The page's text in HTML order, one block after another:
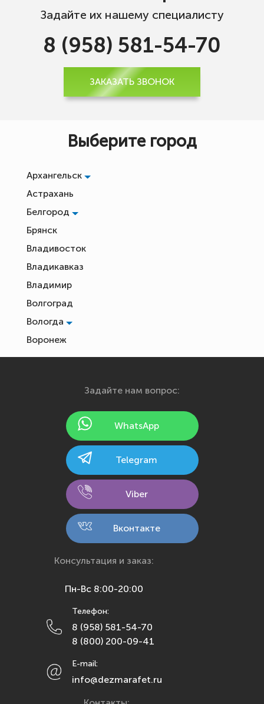
Задайте их нашему специалисту
8 (958) 581-54-70
ЗАКАЗАТЬ ЗВОНОК
Выберите город
Архангельск
Астрахань
Белгород
Брянск
Владивосток
Владикавказ
Владимир
Волгоград
Вологда
Воронеж
Екатеринбург
Йошкар-Ола
Калининград
Кемерово
Кострома
Краснодар
Красноярск
Махачкала
Москва
Набережные Челны
Нижний Новгород
Задайте нам вопрос:
WhatsApp
Telegram
Viber
Вконтакте
Консультация и заказ:
Пн-Вс 8:00-20:00
Телефон:
8 (958) 581-54-70
8 (800) 200-09-41
E-mail:
info@dezmarafet.ru